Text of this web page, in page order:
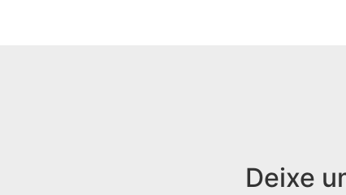
Deixe